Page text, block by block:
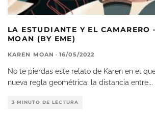
LA ESTUDIANTE Y EL CAMARERO
MOAN (BY EME)
KAREN MOAN · 16/05/2022
No te pierdas este relato de Karen en el
nueva regla geométrica: la distancia entre...
3 MINUTO DE LECTURA